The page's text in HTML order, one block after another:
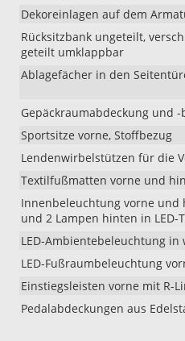
Dekoreinlagen auf dem
Rücksitzbank ungeteilt,
geteilt umklappbar
Ablagefächer in den
Gepäckraumabdeckung und
Sportsitze vorne, Stoffbezug
Lendenwirbelstützen für die
Textilfußmatten vorne und
Innenbeleuchtung vorne und
und 2 Lampen hinten in LED-
LED-Ambientebeleuchtung in
LED-Fußraumbeleuchtung
Einstiegsleisten vorne mit R-
Pedalabdeckungen aus